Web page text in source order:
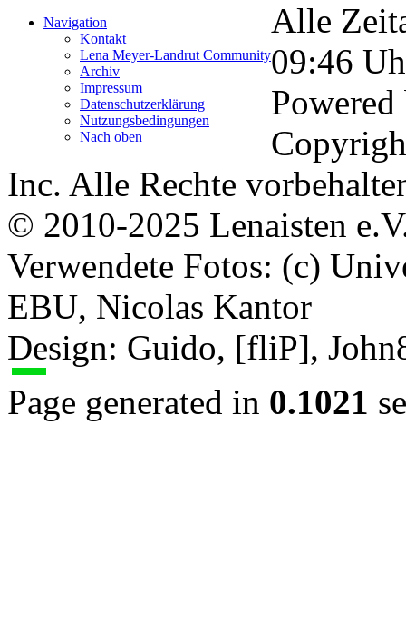
Navigation
Kontakt
Lena Meyer-Landrut Community
Archiv
Impressum
Datenschutzerklärung
Nutzungsbedingungen
Nach oben
Alle
09:46
Inc. Alle Rechte
© 2010-2025 Lenaisten
Verwendete Fotos: (c)
EBU, Nicolas Kantor
Design: Guido, [fliP],
Page generated in 0.1021